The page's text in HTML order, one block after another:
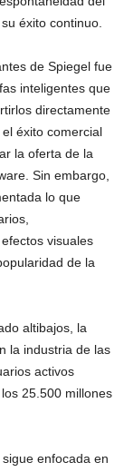
éxito continuo.
de Spiegel fue
inteligentes que
directamente
éxito comercial
la oferta de la
Sin embargo,
lo que
visuales
de la
altibajos, la
la industria de las
activos
25.500 millones
enfocada en